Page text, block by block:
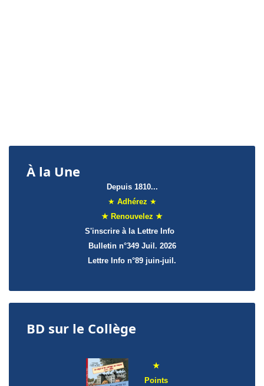
À la Une
Depuis 1810...
★ Adhérez ★
★ Renouvelez ★
S'inscrire à la Lettre Info
Bulletin n°349 Juil. 2026
Lettre Info n°89 juin-juil.
BD sur le Collège
★
Points